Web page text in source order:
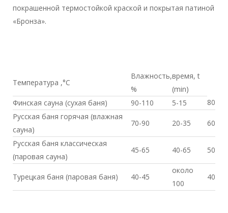
покрашенной термостойкой краской и покрытая патиной
«Бронза».
Температура ,°С
Влажность,
%
время, t
(min)
Финская сауна (сухая баня)
90-110 5-15
80
Русская баня горячая (влажная
сауна)
70-90 20-35 60
Русская баня классическая
(паровая сауна)
45-65 40-65 50
Турецкая баня (паровая баня) 40-45
около
100
40